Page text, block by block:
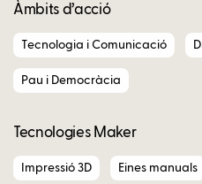
Àmbits d’acció
Tecnologia i Comunicació
Pau i Democràcia
Tecnologies Maker
Impressió 3D Eines manuals